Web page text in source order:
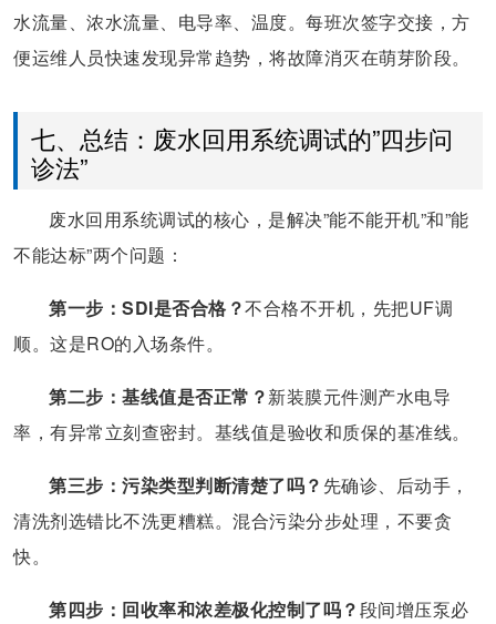
水流量、浓水流量、电导率、温度。每班次签字交接，方
便运维人员快速发现异常趋势，将故障消灭在萌芽阶段。
七、总结：废水回用系统调试的”四步问
诊法”
废水回用系统调试的核心，是解决”能不能开机”和”能
不能达标”两个问题：
第一步：SDI是否合格？不合格不开机，先把UF调
顺。这是RO的入场条件。
第二步：基线值是否正常？新装膜元件测产水电导
率，有异常立刻查密封。基线值是验收和质保的基准线。
第三步：污染类型判断清楚了吗？ 先确诊、后动手，
清洗剂选错比不洗更糟糕。混合污染分步处理，不要贪
快。
第四步：回收率和浓差极化控制了吗？段间增压泵必